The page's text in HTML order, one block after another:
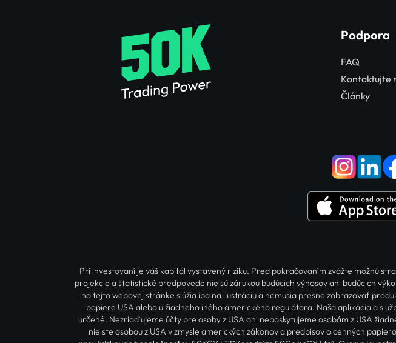
Podpora
FAQ
Kontaktujte
Články
Pri investovaní je váš kapitál vystavený riziku. Pred pokračovaním zvážte možnú
projekcie a štatistické predpovede nie sú zárukou budúcich výnosov ani budúcich
na tejto webovej stránke slúžia iba na ilustráciu a nemusia presne zobrazovať
papiere USA alebo u žiadneho iného amerického regulátora. Naša aplikácia a
určené. Nezriaďujeme účty pre osoby z USA ani neposkytujeme osobám z USA
nie ste osobou z USA v zmysle amerických zákonov a predpisov o cenných